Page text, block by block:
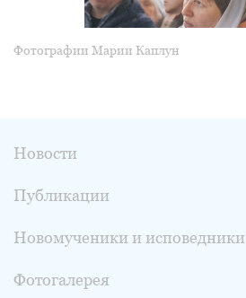
Фотографии Марии Каплун
Новости
Публикации
Новомученики и исповедники
Фотогалерея